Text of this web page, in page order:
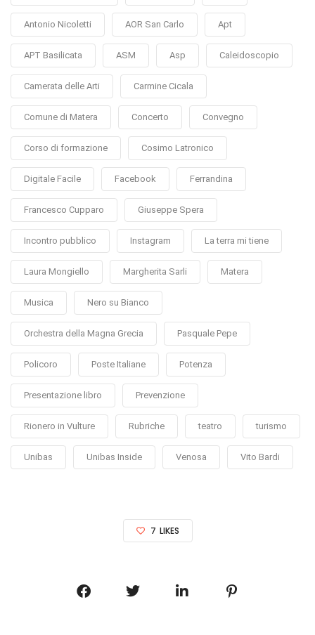
Antonio Nicoletti AOR San Carlo Apt
APT Basilicata ASM Asp Caleidoscopio
Camerata delle Arti Carmine Cicala
Comune di Matera Concerto Convegno
Corso di formazione Cosimo Latronico
Digitale Facile Facebook Ferrandina
Francesco Cupparo Giuseppe Spera
Incontro pubblico Instagram La terra mi tiene
Laura Mongiello Margherita Sarli Matera
Musica Nero su Bianco
Orchestra della Magna Grecia Pasquale Pepe
Policoro Poste Italiane Potenza
Presentazione libro Prevenzione
Rionero in Vulture Rubriche teatro turismo
Unibas Unibas Inside Venosa Vito Bardi
7 LIKES